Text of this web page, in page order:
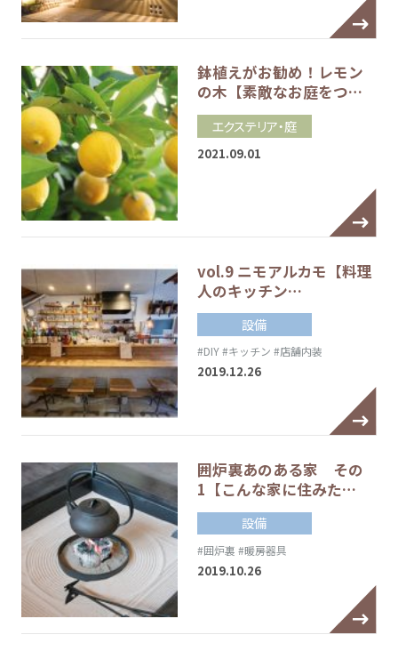
鉢植えがお勧め！レモン
の木【素敵なお庭をつ…
エクステリア・庭
2021.09.01
vol.9 ニモアルカモ【料理
人のキッチン…
設備
#DIY#キッチン #店舗内装
2019.12.26
囲炉裏あのある家 その
1【こんな家に住みた…
設備
#囲炉裏 #暖房器具
2019.10.26